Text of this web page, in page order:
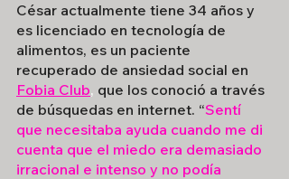
César actualmente tiene 34 años y
es licenciado en tecnología de
alimentos, es un paciente
recuperado de ansiedad social en
Fobia Club, que los conoció a través
de búsquedas en internet. “Sentí
que necesitaba ayuda cuando me di
cuenta que el miedo era demasiado
irracional e intenso y no podía